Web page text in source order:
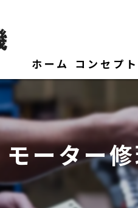
ホーム コンセプト
モーター